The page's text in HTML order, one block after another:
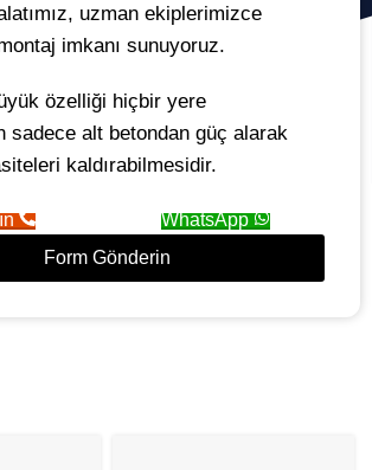
uzman ekiplerimizce
imkanı sunuyoruz.
özelliği hiçbir yere
sadece alt betondan güç alarak
kaldırabilmesidir.
WhatsApp
Form Gönderin